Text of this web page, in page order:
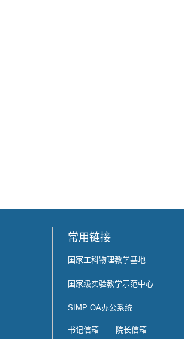
常用链接
国家工科物理教学基地
国家级实验教学示范中心
SIMP OA办公系统
书记信箱 院长信箱